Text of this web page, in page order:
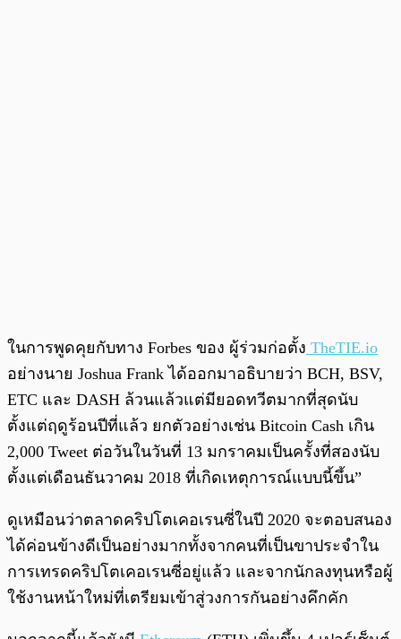
ในการพูดคุยกับทาง Forbes ของ ผู้ร่วมก่อตั้ง TheTIE.io
อย่างนาย Joshua Frank ได้ออกมาอธิบายว่า BCH, BSV,
ETC และ DASH ล้วนแล้วแต่มียอดทวีตมากที่สุดนับ
ตั้งแต่ฤดูร้อนปีที่แล้ว ยกตัวอย่างเช่น Bitcoin Cash เกิน
2,000 Tweet ต่อวันในวันที่ 13 มกราคมเป็นครั้งที่สองนับ
ตั้งแต่เดือนธันวาคม 2018 ที่เกิดเหตุการณ์แบบนี้ขึ้น”
ดูเหมือนว่าตลาดคริปโตเคอเรนซี่ในปี 2020 จะตอบสนอง
ได้ค่อนข้างดีเป็นอย่างมากทั้งจากคนที่เป็นขาประจำใน
การเทรดคริปโตเคอเรนซี่อยู่แล้ว และจากนักลงทุนหรือผู้
ใช้งานหน้าใหม่ที่เตรียมเข้าสู่วงการกันอย่างคึกคัก